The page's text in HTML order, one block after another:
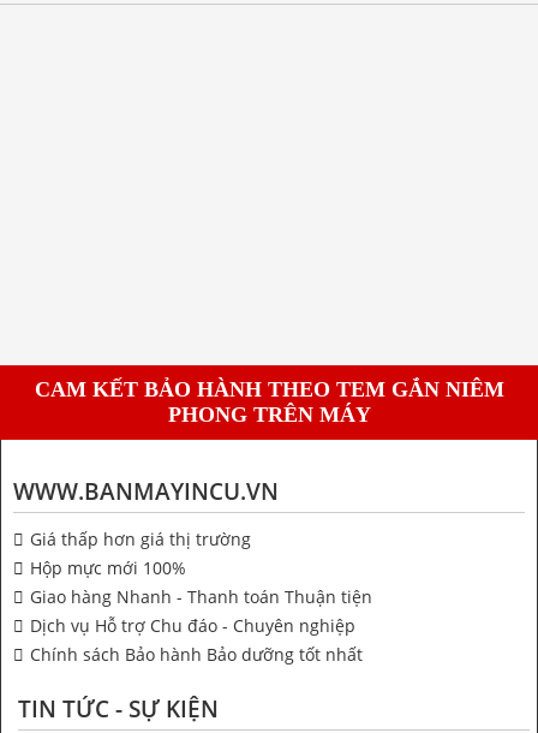
CAM KẾT BẢO HÀNH THEO TEM GẮN NIÊM
PHONG TRÊN MÁY
WWW.BANMAYINCU.VN
Giá thấp hơn giá thị trường
Hộp mực mới 100%
Giao hàng Nhanh - Thanh toán Thuận tiện
Dịch vụ Hỗ trợ Chu đáo - Chuyên nghiệp
Chính sách Bảo hành Bảo dưỡng tốt nhất
TIN TỨC - SỰ KIỆN